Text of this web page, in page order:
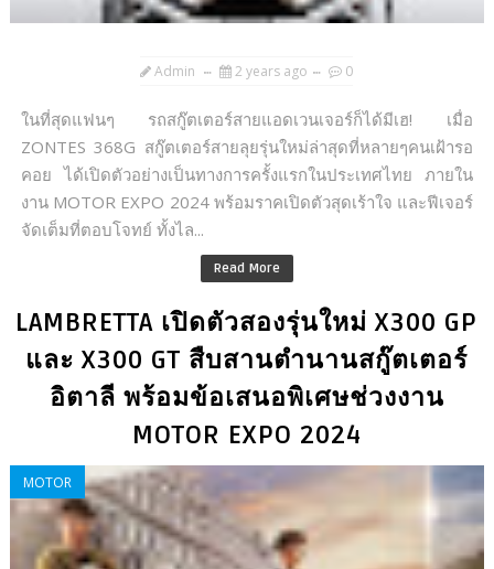
Admin 2 years ago 0
ในที่สุดแฟนๆ รถสกู๊ตเตอร์สายแอดเวนเจอร์ก็ได้มีเฮ! เมื่อ
ZONTES 368G สกู๊ตเตอร์สายลุยรุ่นใหม่ล่าสุดที่หลายๆคนเฝ้ารอ
คอย ได้เปิดตัวอย่างเป็นทางการครั้งแรกในประเทศไทย ภายใน
งาน MOTOR EXPO 2024 พร้อมราคเปิดตัวสุดเร้าใจ และฟีเจอร์
จัดเต็มที่ตอบโจทย์ ทั้งไล...
Read More
LAMBRETTA เปิดตัวสองรุ่นใหม่ X300 GP
และ X300 GT สืบสานตำนานสกู๊ตเตอร์
อิตาลี พร้อมข้อเสนอพิเศษช่วงงาน
MOTOR EXPO 2024
MOTOR